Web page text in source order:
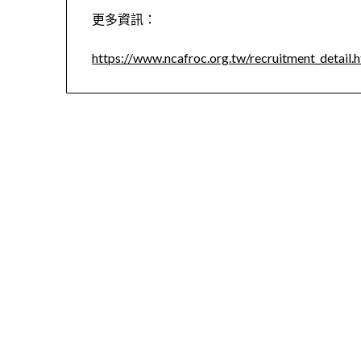
更多資訊：
https://www.ncafroc.org.tw/